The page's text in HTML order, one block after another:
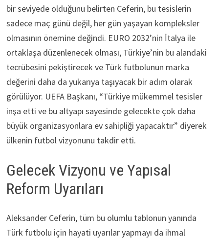
bir seviyede olduğunu belirten Ceferin, bu tesislerin
sadece maç günü değil, her gün yaşayan kompleksler
olmasının önemine değindi. EURO 2032’nin İtalya ile
ortaklaşa düzenlenecek olması, Türkiye’nin bu alandaki
tecrübesini pekiştirecek ve Türk futbolunun marka
değerini daha da yukarıya taşıyacak bir adım olarak
görülüyor. UEFA Başkanı, “Türkiye mükemmel tesisler
inşa etti ve bu altyapı sayesinde gelecekte çok daha
büyük organizasyonlara ev sahipliği yapacaktır” diyerek
ülkenin futbol vizyonunu takdir etti.
Gelecek Vizyonu ve Yapısal
Reform Uyarıları
Aleksander Ceferin, tüm bu olumlu tablonun yanında
Türk futbolu için hayati uyarılar yapmayı da ihmal